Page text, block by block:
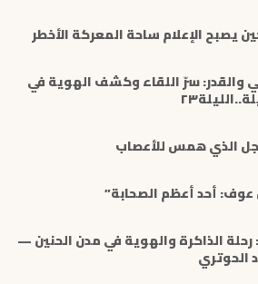
يصبح الإعلام ساحة المعركة الأخطر
والقدر: سرّ اللقاء وكشف الهوية في
الذي همس للأعصاب
عوف: أحد أعظم الصحابة”
الذاكرة والهوية في مدن الحنين —
الحوتري